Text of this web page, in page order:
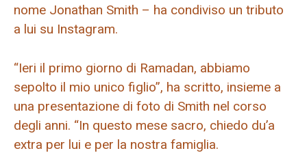
nome Jonathan Smith – ha condiviso un tributo
a lui su Instagram.
“Ieri il primo giorno di Ramadan, abbiamo
sepolto il mio unico figlio”, ha scritto, insieme a
una presentazione di foto di Smith nel corso
degli anni. “In questo mese sacro, chiedo du’a
extra per lui e per la nostra famiglia.